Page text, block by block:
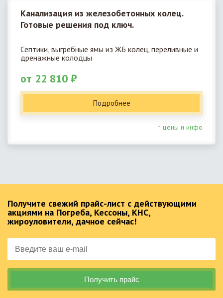
Канализация из железобетонных колец.
Готовые решения под ключ.
Септики, выгребные ямы из ЖБ колец, переливные и
дренажные колодцы
от 22 810 ₽
Подробнее
↑ цены и инфо
Получите свежий прайс-лист с действующими
акциями на Погреба, Кессоны, КНС,
жироуловители, дачное сейчас!